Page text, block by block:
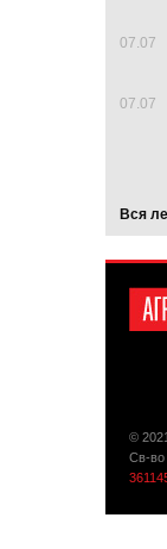
07.07
07.07
Вся
©
Св-во